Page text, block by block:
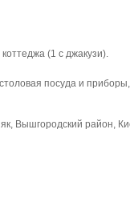
(1 с джакузи).
посуда и